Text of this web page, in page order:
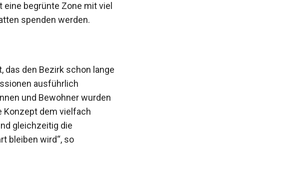
­begrünte Zone mit viel
spenden ­werden.
das den Bezirk schon lange
ausführlich
und Bewohner wurden
Konzept dem vielfach
gleichzeitig die
bleiben wird“, so